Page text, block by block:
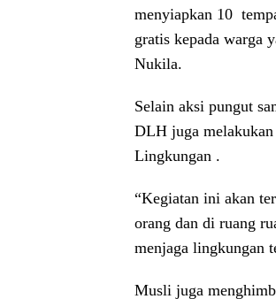
menyiapkan 10
gratis kepada warga
Nukila.
Selain aksi pungut
DLH juga melakukan
Lingkungan .
“Kegiatan ini akan
orang dan di ruang
menjaga lingkungan
Musli juga